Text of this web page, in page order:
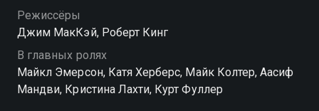
Режиссёры
Джим МакКэй, Роберт Кинг
В главных ролях
Майкл Эмерсон, Катя Херберс, Майк Колтер, Аасиф
Мандви, Кристина Лахти, Курт Фуллер